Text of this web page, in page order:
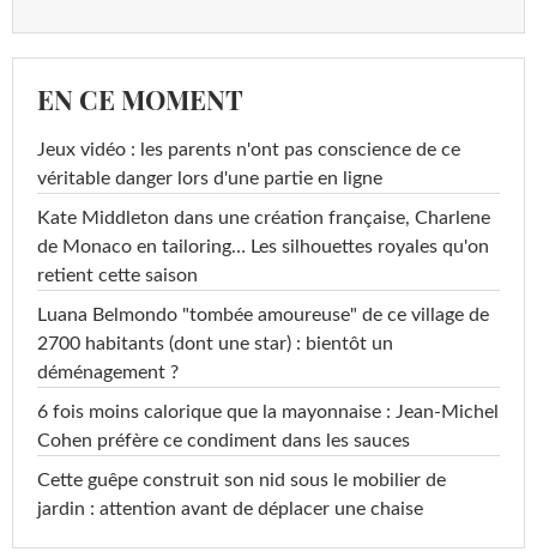
EN CE MOMENT
Jeux vidéo : les parents n'ont pas conscience de ce
véritable danger lors d'une partie en ligne
Kate Middleton dans une création française, Charlene
de Monaco en tailoring… Les silhouettes royales qu'on
retient cette saison
Luana Belmondo "tombée amoureuse" de ce village de
2700 habitants (dont une star) : bientôt un
déménagement ?
6 fois moins calorique que la mayonnaise : Jean-Michel
Cohen préfère ce condiment dans les sauces
Cette guêpe construit son nid sous le mobilier de
jardin : attention avant de déplacer une chaise